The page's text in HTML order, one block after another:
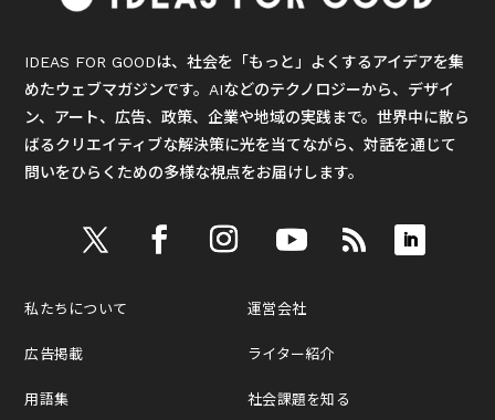
IDEAS FOR GOODは、社会を「もっと」よくするアイデアを集
めたウェブマガジンです。AIなどのテクノロジーから、デザイ
ン、アート、広告、政策、企業や地域の実践まで。世界中に散ら
ばるクリエイティブな解決策に光を当てながら、対話を通じて
問いをひらくための多様な視点をお届けします。
私たちについて
広告掲載
用語集
運営会社
ライター紹介
社会課題を知る